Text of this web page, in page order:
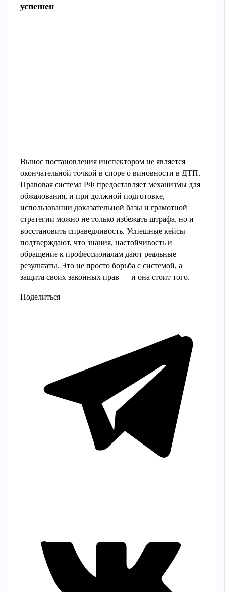
успешен
Вынос постановления инспектором не является
окончательной точкой в споре о виновности в ДТП.
Правовая система РФ предоставляет механизмы для
обжалования, и при должной подготовке,
использовании доказательной базы и грамотной
стратегии можно не только избежать штрафа, но и
восстановить справедливость. Успешные кейсы
подтверждают, что знания, настойчивость и
обращение к профессионалам дают реальные
результаты. Это не просто борьба с системой, а
защита своих законных прав — и она стоит того.
Поделиться